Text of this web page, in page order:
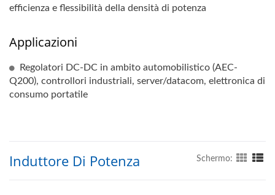
efficienza e flessibilità della densità di potenza
Applicazioni
Regolatori DC-DC in ambito automobilistico (AEC-
Q200), controllori industriali, server/datacom, elettronica di
consumo portatile
Induttore Di Potenza Schermo: